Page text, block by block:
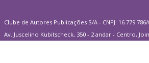
Clube de Autores Publicações S/A - CNPJ: 16.779.786/
Av. Juscelino Kubitscheck, 350 - 2 andar - Centro,